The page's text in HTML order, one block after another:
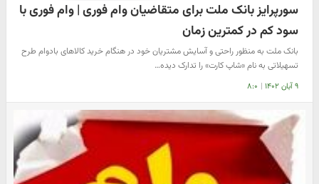
سورپرایز بانک ملت برای متقاضیان وام فوری | وام فوری با
سود کم در کمترین زمان
بانک ملت به منظور راحتی و آسایش مشتریان خود در هنگام خرید کالاهای بادوام طرح
تسهیلاتی به نام «شاپ کارت» را تدارک دیده…
۹ آبان ۱۴۰۲ | ۸:۰